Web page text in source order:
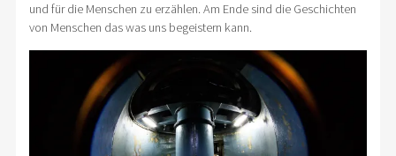
und für die Menschen zu erzählen. Am Ende sind die Geschichten
von Menschen das was uns begeistern kann.